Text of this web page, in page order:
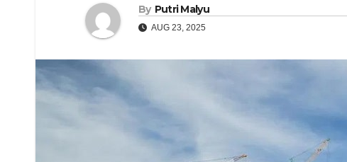
By Putri Malyu
AUG 23, 2025